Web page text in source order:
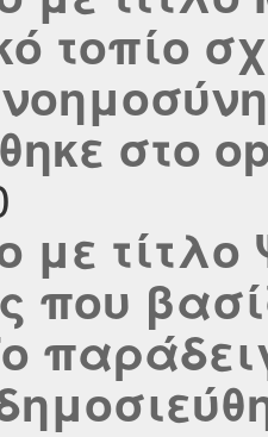
τοπίο
στο
με
που